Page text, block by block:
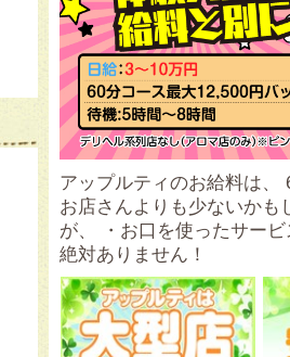
アップルティのお給料は、
お店さんよりも少ないかも
が、 ・お口を使ったサー
絶対ありません！